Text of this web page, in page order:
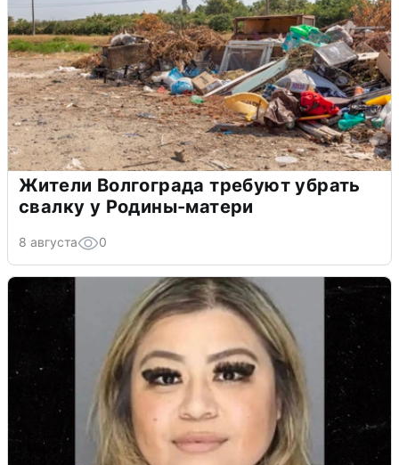
Жители Волгограда требуют убрать
свалку у Родины-матери
8 августа 0